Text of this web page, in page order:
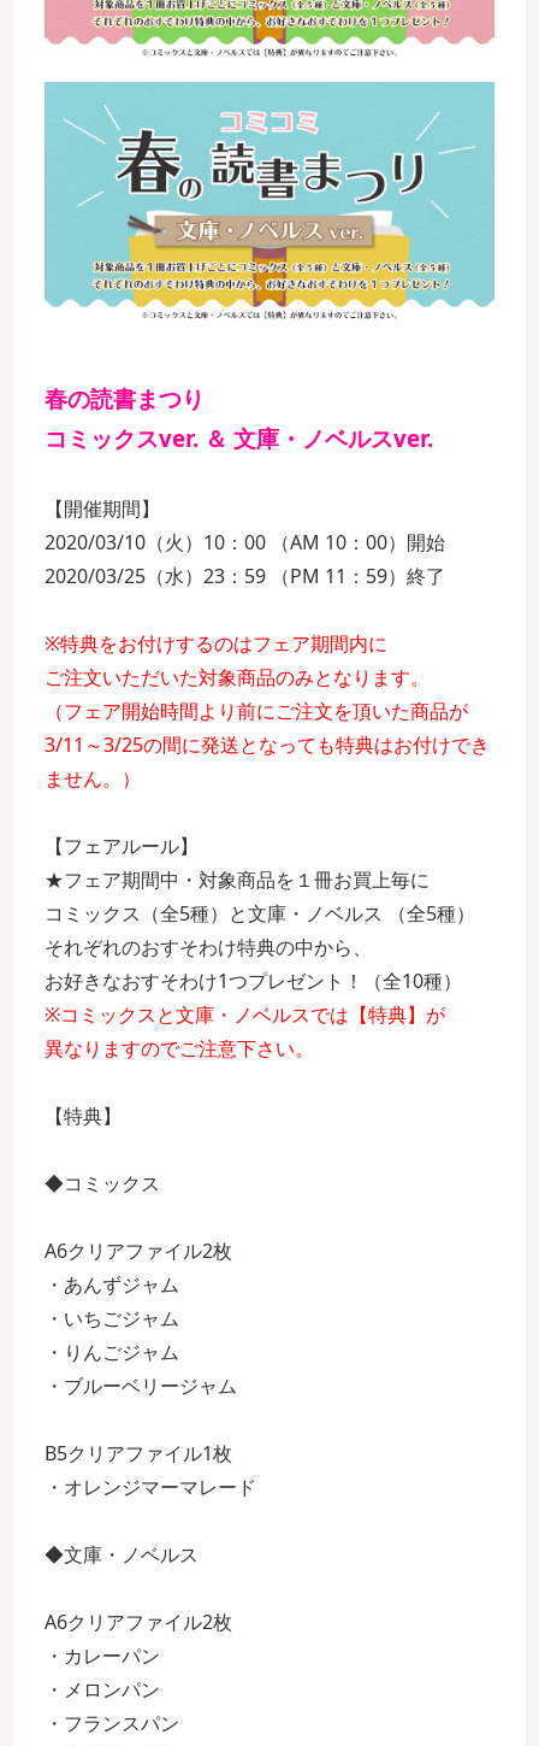
春の読書まつり
コミックスver. ＆ 文庫・ノベルスver.
【開催期間】
2020/03/10（火）10：00 （AM 10：00）開始
2020/03/25（水）23：59 （PM 11：59）終了
※特典をお付けするのはフェア期間内に
ご注文いただいた対象商品のみとなります。
（フェア開始時間より前にご注文を頂いた商品が
3/11～3/25の間に発送となっても特典はお付けでき
ません。）
【フェアルール】
★フェア期間中・対象商品を１冊お買上毎に
コミックス（全5種）と文庫・ノベルス （全5種）
それぞれのおすそわけ特典の中から、
お好きなおすそわけ1つプレゼント！（全10種）
※コミックスと文庫・ノベルスでは【特典】が
異なりますのでご注意下さい。
【特典】
◆コミックス
A6クリアファイル2枚
・あんずジャム
・いちごジャム
・りんごジャム
・ブルーベリージャム
B5クリアファイル1枚
・オレンジマーマレード
◆文庫・ノベルス
A6クリアファイル2枚
・カレーパン
・メロンパン
・フランスパン